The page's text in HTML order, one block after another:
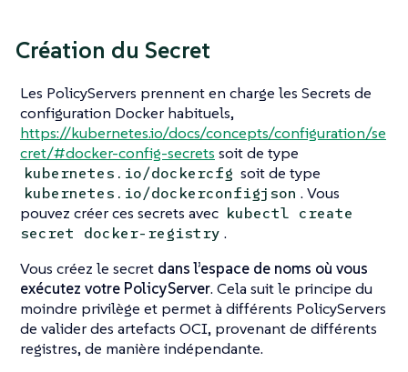
Création du Secret
Les PolicyServers prennent en charge les Secrets de
configuration Docker habituels,
https://kubernetes.io/docs/concepts/configuration/se
cret/#docker-config-secrets soit de type
kubernetes.io/dockercfg soit de type
kubernetes.io/dockerconfigjson . Vous
pouvez créer ces secrets avec kubectl create
secret docker-registry .
Vous créez le secret dans l’espace de noms où vous
exécutez votre PolicyServer. Cela suit le principe du
moindre privilège et permet à différents PolicyServers
de valider des artefacts OCI, provenant de différents
registres, de manière indépendante.